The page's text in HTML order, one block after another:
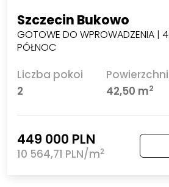
Szczecin Bukowo
GOTOWE DO WPROWADZENIA |
PÓŁNOC
Liczba pokoi
2
42,50 m2
449 000 PLN
10 564,71 PLN/m2